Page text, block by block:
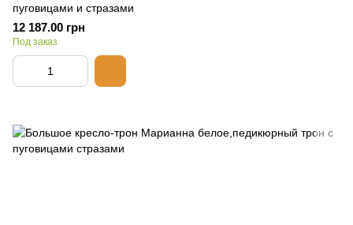
пуговицами и стразами
12 187.00 грн
Под заказ